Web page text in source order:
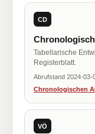
CD
Tabellarische
Registerblatt.
Abrufstand 2024-03-
Chronologischen
VÖ